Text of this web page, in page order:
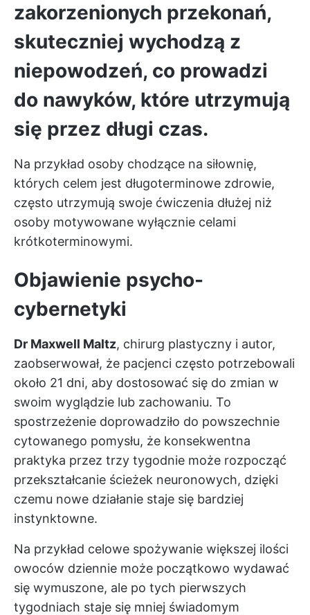
zakorzenionych przekonań,
skuteczniej wychodzą z
niepowodzeń, co prowadzi
do nawyków, które utrzymują
się przez długi czas.
Na przykład osoby chodzące na siłownię,
których celem jest długoterminowe zdrowie,
często utrzymują swoje ćwiczenia dłużej niż
osoby motywowane wyłącznie celami
krótkoterminowymi.
Objawienie psycho-
cybernetyki
Dr Maxwell Maltz, chirurg plastyczny i autor,
zaobserwował, że pacjenci często potrzebowali
około 21 dni, aby dostosować się do zmian w
swoim wyglądzie lub zachowaniu. To
spostrzeżenie doprowadziło do powszechnie
cytowanego pomysłu, że konsekwentna
praktyka przez trzy tygodnie może rozpocząć
przekształcanie ścieżek neuronowych, dzięki
czemu nowe działanie staje się bardziej
instynktowne.
Na przykład celowe spożywanie większej ilości
owoców dziennie może początkowo wydawać
się wymuszone, ale po tych pierwszych
tygodniach staje się mniej świadomym